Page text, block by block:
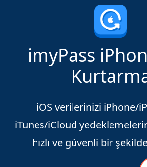
imyPass
iOS verilerinizi iPhone/
iTunes/iCloud
hızlı ve güvenli bir